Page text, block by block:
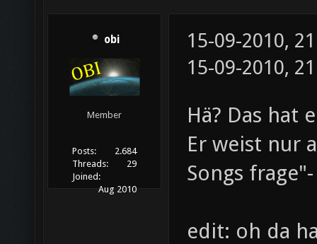
obi
Member
Posts:
2.684
Threads:
29
Joined:
Aug 2010
15-09-2010,
15-09-2010,
Hä? Das hat
Er weist nur
Songs
edit: oh da